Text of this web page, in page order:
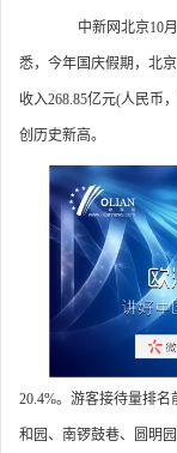
中新网北京10月7
悉，今年国庆假期，北
收入268.85亿元(人民币
创历史新高。
20.4%。游客接待量排
和园、南锣鼓巷、圆明